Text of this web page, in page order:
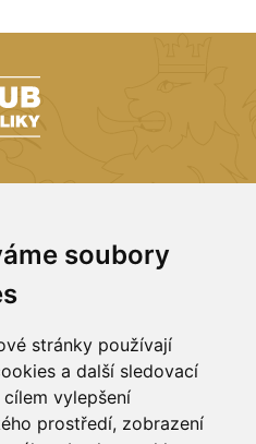
soubory
stránky používají
a další sledovací
vylepšení
prostředí, zobrazení